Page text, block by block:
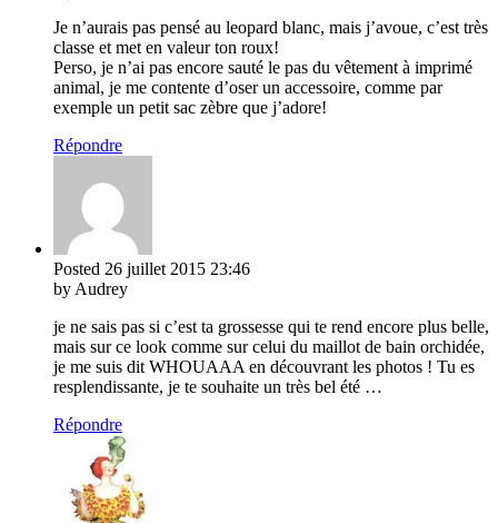
Je n’aurais pas pensé au leopard blanc, mais j’avoue, c’est très
classe et met en valeur ton roux!
Perso, je n’ai pas encore sauté le pas du vêtement à imprimé
animal, je me contente d’oser un accessoire, comme par
exemple un petit sac zèbre que j’adore!
Répondre
Posted 26 juillet 2015 23:46
by Audrey
je ne sais pas si c’est ta grossesse qui te rend encore plus belle,
mais sur ce look comme sur celui du maillot de bain orchidée,
je me suis dit WHOUAAA en découvrant les photos ! Tu es
resplendissante, je te souhaite un très bel été …
Répondre